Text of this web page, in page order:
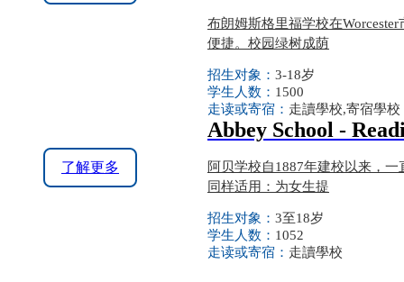
布朗姆斯格里福学校在
便捷。校园绿树成荫
招生对象： 3-18岁
学生人数： 1500
走读或寄宿： 走讀學校,寄宿學校
了解更多
Abbey School -
阿贝学校自1887年建校以来，
同样适用：为女生提
招生对象： 3至18岁
学生人数： 1052
走读或寄宿： 走讀學校